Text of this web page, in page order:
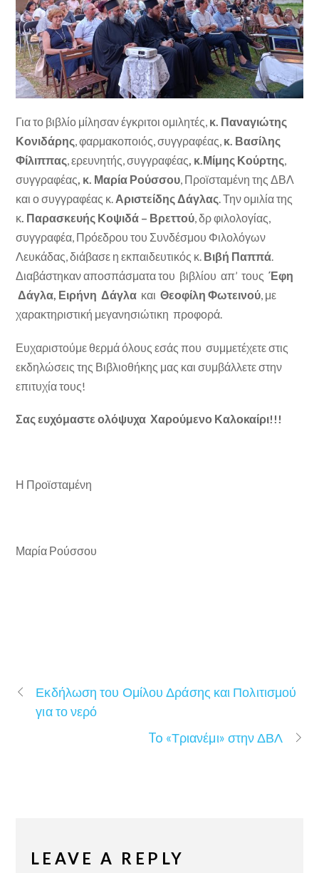
Για το βιβλίο μίλησαν έγκριτοι ομιλητές, κ. Παναγιώτης
Κονιδάρης, φαρμακοποιός, συγγραφέας, κ. Βασίλης
Φίλιππας, ερευνητής, συγγραφέας, κ.Μίμης Κούρτης,
συγγραφέας, κ. Μαρία Ρούσσου, Προϊσταμένη της ΔΒΛ
και ο συγγραφέας κ. Αριστείδης Δάγλας. Την ομιλία της
κ. Παρασκευής Κοψιδά – Βρεττού, δρ φιλολογίας,
συγγραφέα, Πρόεδρου του Συνδέσμου Φιλολόγων
Λευκάδας, διάβασε η εκπαιδευτικός κ. Βιβή Παππά.
Διαβάστηκαν αποσπάσματα του βιβλίου απ’ τουςΈφη
Δάγλα, Ειρήνη Δάγλα καιΘεοφίλη Φωτεινού, με
χαρακτηριστική μεγανησιώτικη προφορά.
Ευχαριστούμε θερμά όλους εσάς που συμμετέχετε στις
εκδηλώσεις της Βιβλιοθήκης μας και συμβάλλετε στην
επιτυχία τους!
Σας ευχόμαστε ολόψυχα Χαρούμενο Καλοκαίρι!!!
Η Προϊσταμένη
Μαρία Ρούσσου
Εκδήλωση του Ομίλου Δράσης και Πολιτισμού
για το νερό
To «Τριανέμι» στην ΔΒΛ
LEAVE A REPLY